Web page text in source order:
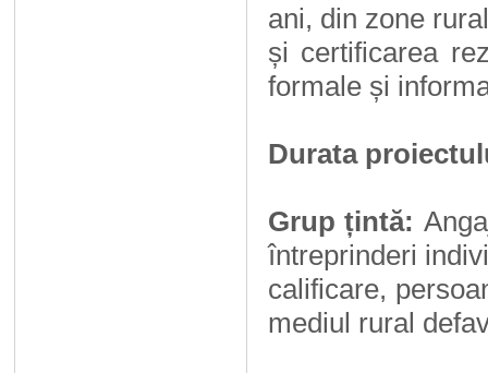
ani, din zone
și certificarea
formale și
Durata
Grup țintă:
întreprinderi
calificare,
mediul rural